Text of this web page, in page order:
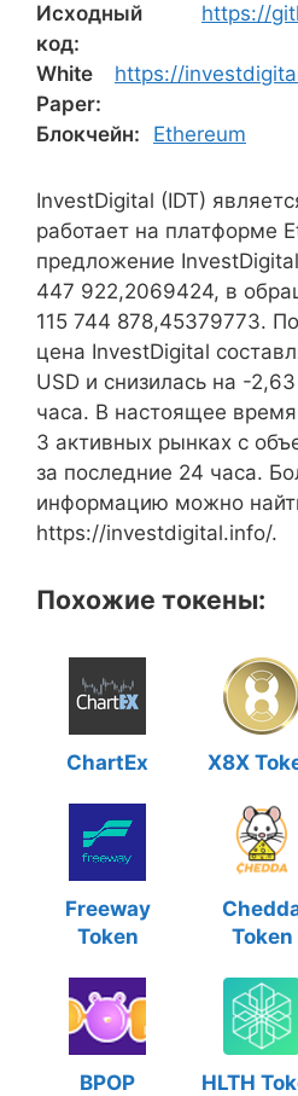
Исходный
код:
https://
White
Paper:
https://
Блокчейн: Ethereum
InvestDigital (IDT)
работает на платформе
предложение
447 922,2069424, в
115 744 878,45379773.
цена InvestDigital
USD и снизилась на -
часа. В настоящее
3 активных рынках с
за последние 24 часа.
информацию можно
https://investdigital.info/.
Похожие токены:
ChartEx X8X
Freeway
Token
Token
BPOP HLTH